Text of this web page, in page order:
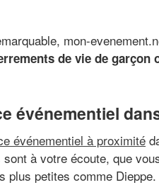
mon-
de vie de garçon
événementiel
événementiel à proximité
à votre écoute, que
plus petites comme Dieppe.